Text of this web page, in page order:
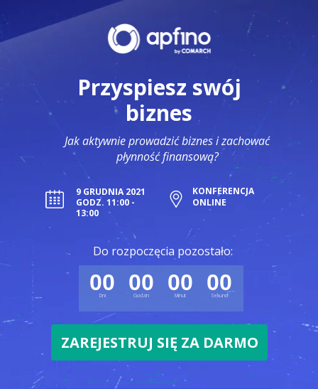
Przyspiesz swój
biznes
Jak aktywnie prowadzić biznes i zachować
płynność finansową?
9 GRUDNIA 2021
GODZ. 11:00 -
13:00
KONFERENCJA
ONLINE
ZAREJESTRUJ SIĘ ZA DARMO
00
Dni 00
Godzin 00
Minut 00
Sekund
Do rozpoczęcia pozostało: